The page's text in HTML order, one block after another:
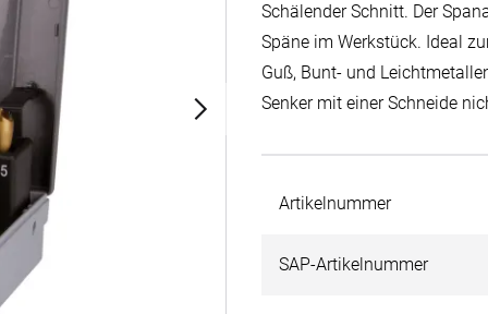
Schälender Schnitt. Der
Späne im Werkstück. Ideal
Guß, Bunt- und
Senker mit einer Schneide
Artikelnummer
SAP-Artikelnummer